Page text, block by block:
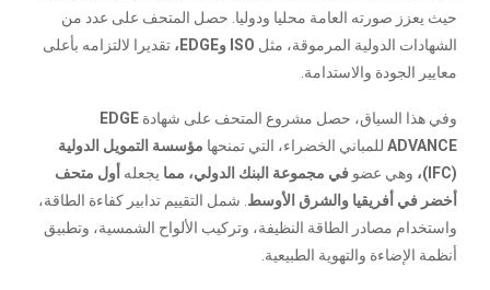
حيث يعزز صورته العامة محليا ودوليا. حصل المتحف على عدد من
الشهادات الدولية المرموقة، مثل ISO وEDGE،
تقديرا لالتزامه بأعلى
معايير الجودة والاستدامة.
وفي هذا السياق، حصل مشروع المتحف على شهادة EDGE
ADVANCE للمباني الخضراء، التي تمنحها مؤسسة التمويل الدولية
(IFC)،
وهي عضو في مجموعة البنك الدولي، مما يجعله أول متحف
أخضر في أفريقيا والشرق الأوسط . شمل التقييم تدابير كفاءة الطاقة،
واستخدام مصادر الطاقة النظيفة، وتركيب الألواح الشمسية، وتطبيق
أنظمة الإضاءة والتهوية الطبيعية.